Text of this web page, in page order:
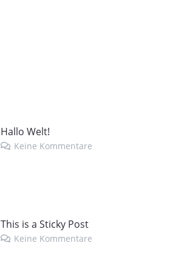
Hallo Welt!
Keine Kommentare
This is a Sticky Post
Keine Kommentare